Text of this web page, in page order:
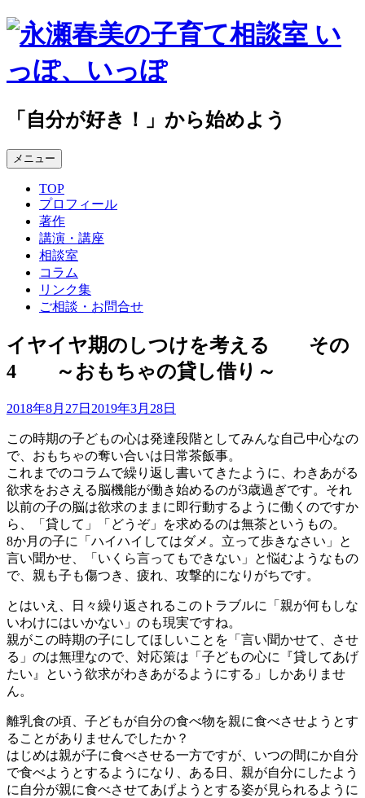
コ
ン
へ
ッ
「自分が好き！」から始めよう
メニュー
TOP
プロフィール
著作
講演・講座
相談室
コラム
リンク集
ご相談・お問合せ
イヤイヤ期のしつけを考える その
4 ～おもちゃの貸し借り～
2018年8月27日 2019年3月28日
この時期の子どもの心は発達段階としてみんな自己中心なの
で、おもちゃの奪い合いは日常茶飯事。
これまでのコラムで繰り返し書いてきたように、わきあがる
欲求をおさえる脳機能が働き始めるのが3歳過ぎです。それ
以前の子の脳は欲求のままに即行動するように働くのですか
ら、「貸して」「どうぞ」を求めるのは無茶というもの。
8か月の子に「ハイハイしてはダメ。立って歩きなさい」と
言い聞かせ、「いくら言ってもできない」と悩むようなもの
で、親も子も傷つき、疲れ、攻撃的になりがちです。
とはいえ、日々繰り返されるこのトラブルに「親が何もしな
いわけにはいかない」のも現実ですね。
親がこの時期の子にしてほしいことを「言い聞かせて、させ
る」のは無理なので、対応策は「子どもの心に『貸してあげ
たい』という欲求がわきあがるようにする」しかありませ
ん。
離乳食の頃、子どもが自分の食べ物を親に食べさせようとす
ることがありませんでしたか？
はじめは親が子に食べさせる一方ですが、いつの間にか自分
で食べようとするようになり、ある日、親が自分にしたよう
に自分が親に食べさせてあげようとする姿が見られるように